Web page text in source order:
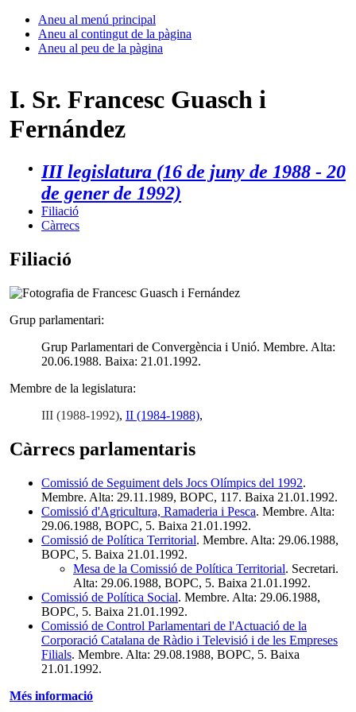
Aneu al menú principal
Aneu al contingut de la pàgina
Aneu al peu de la pàgina
I. Sr. Francesc Guasch i
Fernández
III legislatura (16 de juny de 1988 - 20
de gener de 1992)
Filiació
Càrrecs
Filiació
Grup parlamentari:
Grup Parlamentari de Convergència i Unió. Membre. Alta:
20.06.1988. Baixa: 21.01.1992.
Membre de la legislatura:
III (1988-1992), II (1984-1988),
Càrrecs parlamentaris
Comissió de Seguiment dels Jocs Olímpics del 1992.
Membre. Alta: 29.11.1989, BOPC, 117. Baixa 21.01.1992.
Comissió d'Agricultura, Ramaderia i Pesca. Membre. Alta:
29.06.1988, BOPC, 5. Baixa 21.01.1992.
Comissió de Política Territorial. Membre. Alta: 29.06.1988,
BOPC, 5. Baixa 21.01.1992.
Mesa de la Comissió de Política Territorial. Secretari.
Alta: 29.06.1988, BOPC, 5. Baixa 21.01.1992.
Comissió de Política Social. Membre. Alta: 29.06.1988,
BOPC, 5. Baixa 21.01.1992.
Comissió de Control Parlamentari de l'Actuació de la
Corporació Catalana de Ràdio i Televisió i de les Empreses
Filials. Membre. Alta: 29.08.1988, BOPC, 5. Baixa
21.01.1992.
Més informació